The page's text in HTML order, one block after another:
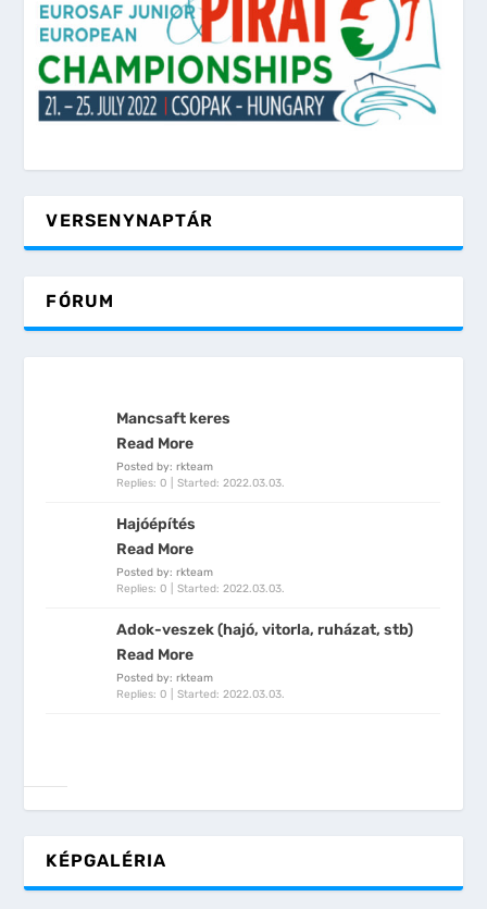
VERSENYNAPTÁR
FÓRUM
Mancsaft keres
Read More
Posted by: rkteam
Replies: 0
Started:2022.03.03.
Hajóépítés
Read More
Posted by: rkteam
Replies: 0
Started:2022.03.03.
Adok-veszek (hajó, vitorla, ruházat, stb)
Read More
Posted by: rkteam
Replies: 0
Started:2022.03.03.
KÉPGALÉRIA